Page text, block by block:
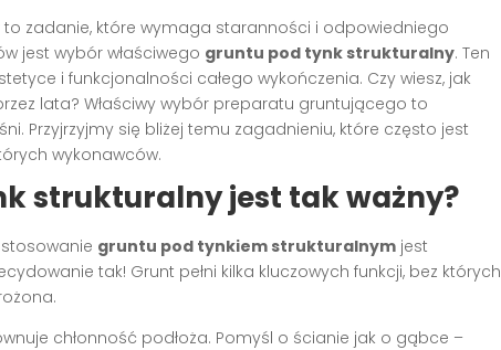
zadanie, które wymaga staranności i odpowiedniego
jest wybór właściwego gruntu pod tynk strukturalny. Ten
i funkcjonalności całego wykończenia. Czy wiesz, jak
lata? Właściwy wybór preparatu gruntującego to
Przyjrzyjmy się bliżej temu zagadnieniu, które często jest
wykonawców.
strukturalny jest tak ważny?
gruntu pod tynkiem strukturalnym jest
tak! Grunt pełni kilka kluczowych funkcji, bez których
chłonność podłoża. Pomyśl o ścianie jak o gąbce –